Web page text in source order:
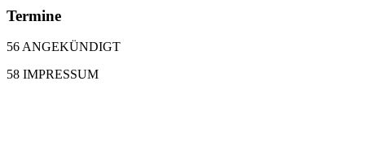
Termine
56 ANGEKÜNDIGT
58 IMPRESSUM